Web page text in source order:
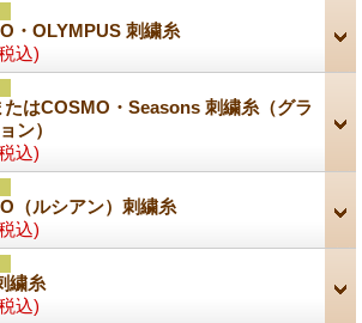
・OLYMPUS 刺繍糸
込)
たはCOSMO・Seasons 刺繍糸（グラ
ン）
込)
（ルシアン）刺繍糸
込)
繍糸
込)